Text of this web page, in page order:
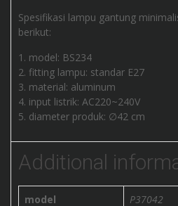
Spesifikasi lampu gantung
berikut:
model: BS234
fitting lampu: standar E27
material: aluminum
input listrik: AC220~240V
diameter produk: ∅42 cm
Additional
model
P37042